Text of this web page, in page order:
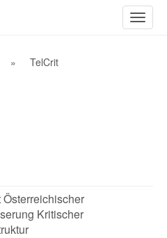
ein-/
TelCrit
Kritischer